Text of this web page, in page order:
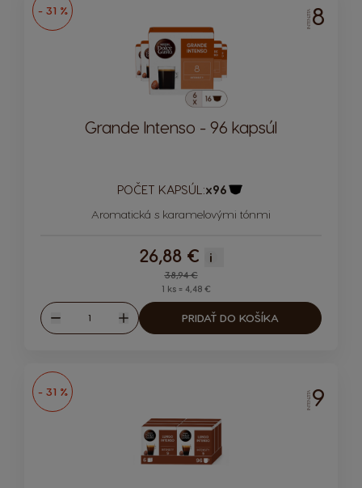
- 31 % INTENZITA8
Grande Intenso - 96 kapsúl
POČET KAPSÚL:x96
Aromatická s karamelovými tónmi
Regular Price
38,94 €
26,88 € i
1 ks = 4,48 €
Množstvo
Zvýšiť
PRIDAŤ DO KOŠÍKA
- 31 % INTENZITA9